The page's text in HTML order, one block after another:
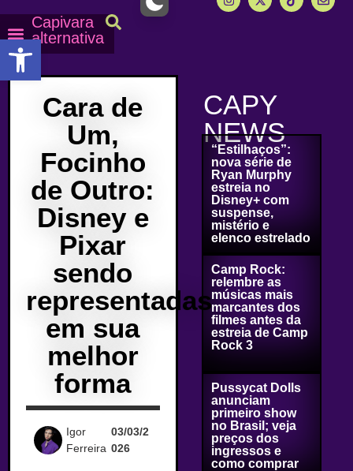
Capivara
alternativa
Cara de
Um,
Focinho
de Outro:
Disney e
Pixar
sendo
representadas
em sua
melhor
forma
Igor
Ferreira
03/03/2
026
CAPY
NEWS
“Estilhaços”:
nova série de
Ryan Murphy
estreia no
Disney+ com
suspense,
mistério e
elenco estrelado
Camp Rock:
relembre as
músicas mais
marcantes dos
filmes antes da
estreia de Camp
Rock 3
Pussycat Dolls
anunciam
primeiro show
no Brasil; veja
preços dos
ingressos e
como comprar
Abrir a barra de ferramentas